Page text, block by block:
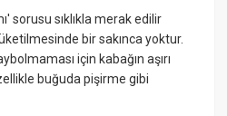
sorusu sıklıkla merak edilir
bir sakınca yoktur.
için kabağın aşırı
buğuda pişirme gibi